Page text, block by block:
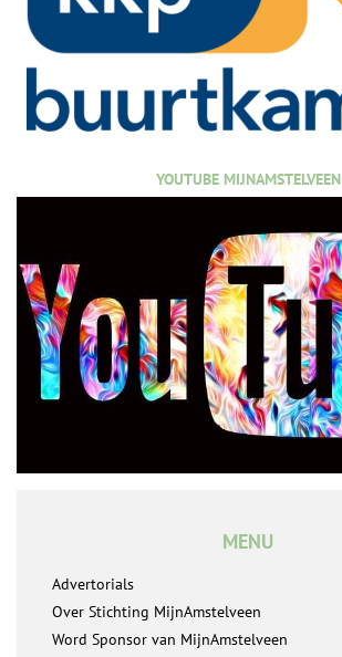
YOUTUBE MIJNAMSTELVEEN
MENU
Advertorials
Over Stichting MijnAmstelveen
Word Sponsor van MijnAmstelveen